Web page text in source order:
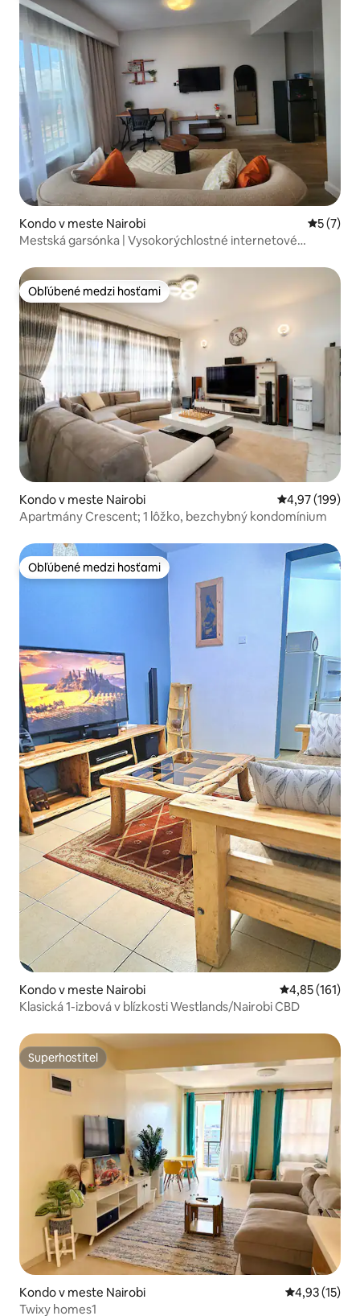
Kondo v meste Nairobi
5 (7)
Mestská garsónka | Vysokorýchlostné internetové
Obľúbené medzi hosťami
Obľúbené medzi hosťami
Kondo v meste Nairobi Priemerné
4,97 (199)
Apartmány Crescent; 1 lôžko, bezchybný kondomínium
Obľúbené medzi hosťami
Obľúbené medzi hosťami
Kondo v meste Nairobi Priemerné
4,85 (161)
Klasická 1-izbová v blízkosti Westlands/Nairobi CBD
Superhostiteľ
Superhostiteľ
Kondo v meste Nairobi Priemerné
4,93 (15)
Twixy homes1